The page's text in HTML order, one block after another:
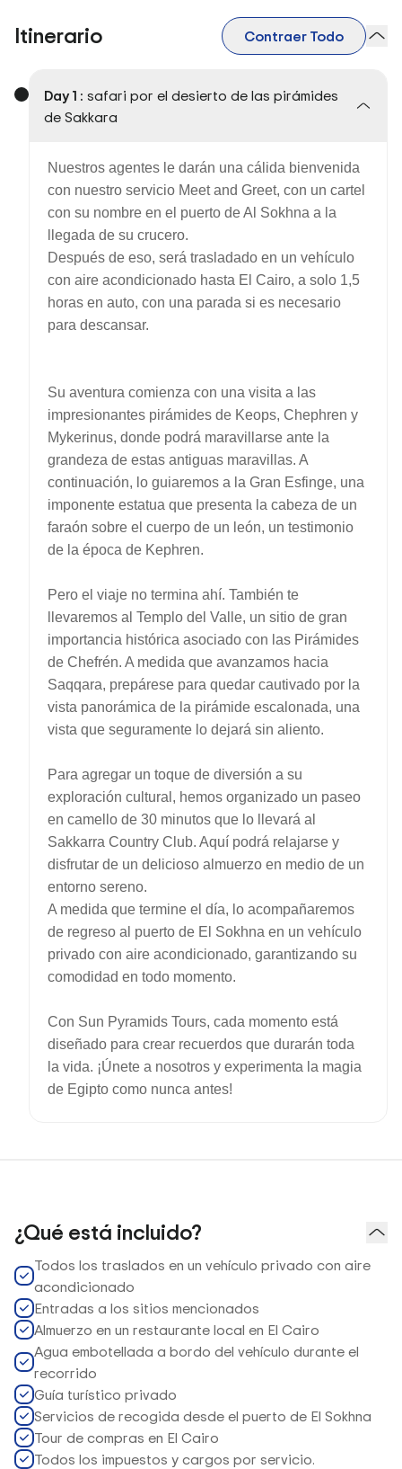
Itinerario Contraer Todo
Day 1 : safari por el desierto de las pirámides
de Sakkara
Nuestros agentes le darán una cálida bienvenida
con nuestro servicio Meet and Greet, con un cartel
con su nombre en el puerto de Al Sokhna a la
llegada de su crucero.
Después de eso, será trasladado en un vehículo
con aire acondicionado hasta El Cairo, a solo 1,5
horas en auto, con una parada si es necesario
para descansar.
Su aventura comienza con una visita a las
impresionantes pirámides de Keops, Chephren y
Mykerinus, donde podrá maravillarse ante la
grandeza de estas antiguas maravillas. A
continuación, lo guiaremos a la Gran Esfinge, una
imponente estatua que presenta la cabeza de un
faraón sobre el cuerpo de un león, un testimonio
de la época de Kephren.
Pero el viaje no termina ahí. También te
llevaremos al Templo del Valle, un sitio de gran
importancia histórica asociado con las Pirámides
de Chefrén. A medida que avanzamos hacia
Saqqara, prepárese para quedar cautivado por la
vista panorámica de la pirámide escalonada, una
vista que seguramente lo dejará sin aliento.
Para agregar un toque de diversión a su
exploración cultural, hemos organizado un paseo
en camello de 30 minutos que lo llevará al
Sakkarra Country Club. Aquí podrá relajarse y
disfrutar de un delicioso almuerzo en medio de un
entorno sereno.
A medida que termine el día, lo acompañaremos
de regreso al puerto de El Sokhna en un vehículo
privado con aire acondicionado, garantizando su
comodidad en todo momento.
Con Sun Pyramids Tours, cada momento está
diseñado para crear recuerdos que durarán toda
la vida. ¡Únete a nosotros y experimenta la magia
de Egipto como nunca antes!
¿Qué está incluido?
Todos los traslados en un vehículo privado con aire
acondicionado
Entradas a los sitios mencionados
Almuerzo en un restaurante local en El Cairo
Agua embotellada a bordo del vehículo durante el
recorrido
Guía turístico privado
Servicios de recogida desde el puerto de El Sokhna
Tour de compras en El Cairo
Todos los impuestos y cargos por servicio.